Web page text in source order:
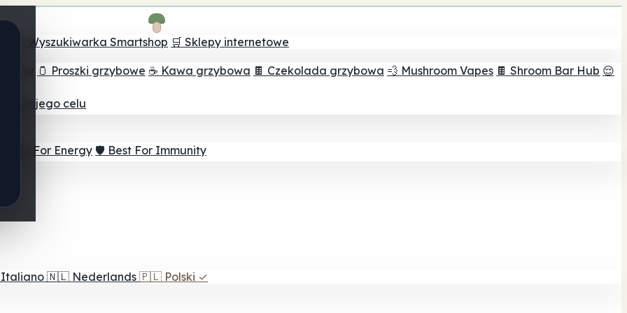
🔮 Wyszukiwarka Smartshop 🛒 Sklepy internetowe
🫙 Proszki grzybowe ☕ Kawa grzybowa 🍫 Czekolada grzybowa 💨 Mushroom Vapes 🍫 Shroom Bar Hub 😌
twojego celu
⚡ Best For Energy 🛡️ Best For Immunity
Italiano 🇳🇱 Nederlands 🇵🇱 Polski ✓